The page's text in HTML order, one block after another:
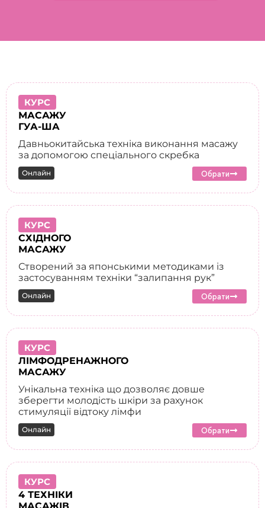
КУРС
МАСАЖУ
ГУА-ША
Давньокитайська техніка виконання масажу
за допомогою спеціального скребка
Онлайн Обрати
КУРС
СХІДНОГО
МАСАЖУ
Створений за японськими методиками із
застосуванням техніки “залипання рук”
Онлайн Обрати
КУРС
ЛІМФОДРЕНАЖНОГО
МАСАЖУ
Унікальна техніка що дозволяє довше
зберегти молодість шкіри за рахунок
стимуляції відтоку лімфи
Онлайн Обрати
КУРС
4 ТЕХНІКИ